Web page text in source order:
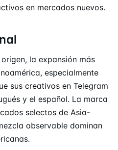
en mercados nuevos.
la expansión más
especialmente
sus creativos en Telegram
y el español. La marca
selectos de Asia-
observable dominan